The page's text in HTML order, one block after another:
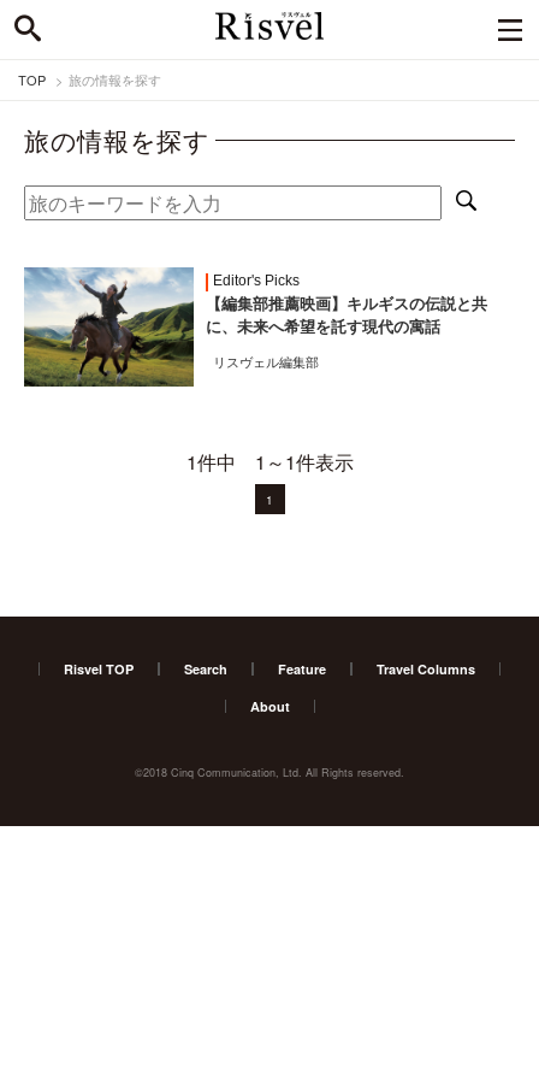
TOP 旅の情報を探す
旅の情報を探す
Editor's Picks
【編集部推薦映画】キルギスの伝説と共
に、未来へ希望を託す現代の寓話
リスヴェル編集部
1件中 1～1件表示
1
Risvel TOP Search Feature Travel Columns
About
©2018 Cinq Communication, Ltd. All Rights reserved.